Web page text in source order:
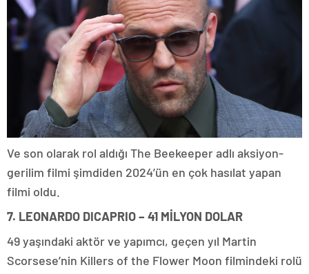
Ve son olarak rol aldığı The Beekeeper adlı aksiyon-
gerilim filmi şimdiden 2024’ün en çok hasılat yapan
filmi oldu.
7. LEONARDO DICAPRIO – 41 MİLYON DOLAR
49 yaşındaki aktör ve yapımcı, geçen yıl Martin
Scorsese’nin Killers of the Flower Moon filmindeki rolü